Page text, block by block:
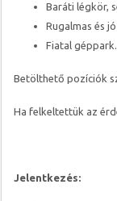
Baráti légkör,
Rugalmas és
Fiatal géppark.
Betölthető pozíciók
Ha felkeltettük az
Jelentkezés: